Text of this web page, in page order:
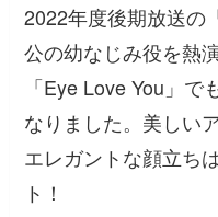
2022年度後期放送の
公の幼なじみ役を熱
「Eye Love You」
なりました。美しい
エレガントな顔立ち
ト！